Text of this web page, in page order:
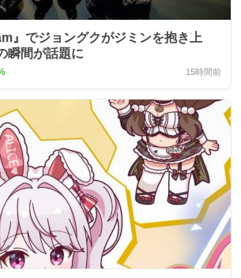
』でジョングクがジミンを抱き上
瞬間が話題に
15時間前